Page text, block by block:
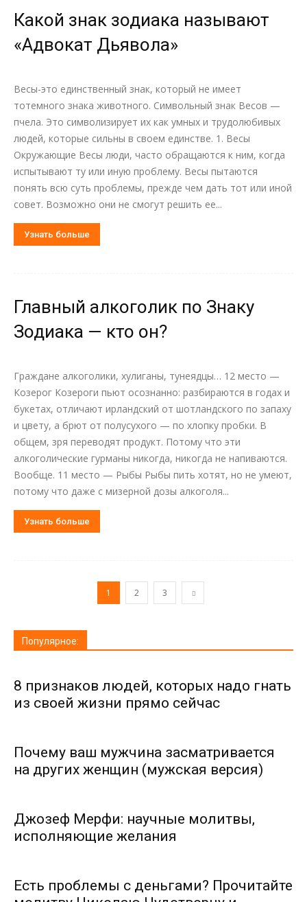
Какой знак зодиака называют
«Адвокат Дьявола»
Весы-это единственный знак, который не имеет
тотемного знака животного. Символьный знак Весов —
пчела. Это символизирует их как умных и трудолюбивых
людей, которые сильны в своем единстве. 1. Весы
Окружающие Весы люди, часто обращаются к ним, когда
испытывают ту или иную проблему. Весы пытаются
понять всю суть проблемы, прежде чем дать тот или иной
совет. Возможно они не смогут решить ее...
Узнать больше
Главный алкоголик по Знаку
Зодиака — кто он?
Граждане алкоголики, хулиганы, тунеядцы… 12 место —
Козерог Козероги пьют осознанно: разбираются в годах и
букетах, отличают ирландский от шотландского по запаху
и цвету, а брют от полусухого — по хлопку пробки. В
общем, зря переводят продукт. Потому что эти
алкоголические гурманы никогда, никогда не напиваются.
Вообще. 11 место — Рыбы Рыбы пить хотят, но не умеют,
потому что даже с мизерной дозы алкоголя...
Узнать больше
1 2 3
Популярное:
8 признаков людей, которых надо гнать
из своей жизни прямо сейчас
Почему ваш мужчина засматривается
на других женщин (мужская версия)
Джозеф Мерфи: научные молитвы,
исполняющие желания
Есть проблемы с деньгами? Прочитайте